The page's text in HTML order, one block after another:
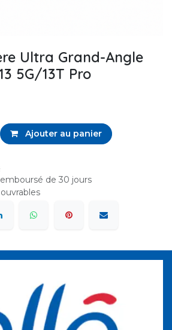
Ultra Grand-Angle
5G/13T Pro
Ajouter au panier
de 30 jours